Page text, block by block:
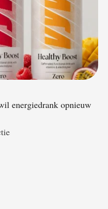
energiedrank opnieuw